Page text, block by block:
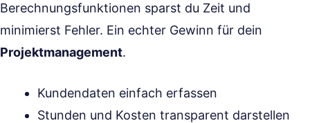
Berechnungsfunktionen sparst du Zeit und
minimierst Fehler. Ein echter Gewinn für dein
Projektmanagement.
Kundendaten einfach erfassen
Stunden und Kosten transparent darstellen